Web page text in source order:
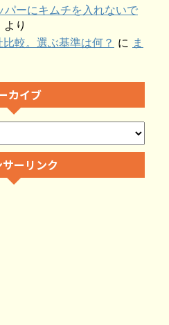
ーにキムチを入れないで
より
較。選ぶ基準は何？ に ま
カイブ
ーリンク